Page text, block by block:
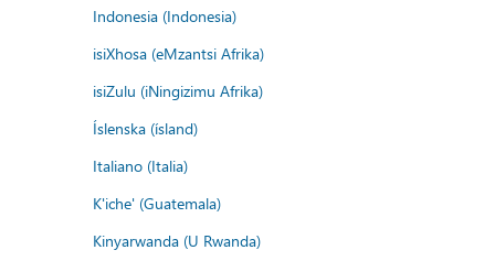
Indonesia (Indonesia)
isiXhosa (eMzantsi Afrika)
isiZulu (iNingizimu Afrika)
Íslenska (ísland)
Italiano (Italia)
K'iche' (Guatemala)
Kinyarwanda (U Rwanda)